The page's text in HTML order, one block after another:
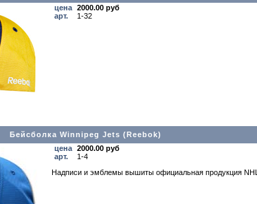
цена 2000.00 руб
арт.
1-32
Бейсболка Winnipeg Jets (Reebok)
цена 2000.00 руб
арт.
1-4
Надписи и эмблемы вышиты официальная прoдукция NHL